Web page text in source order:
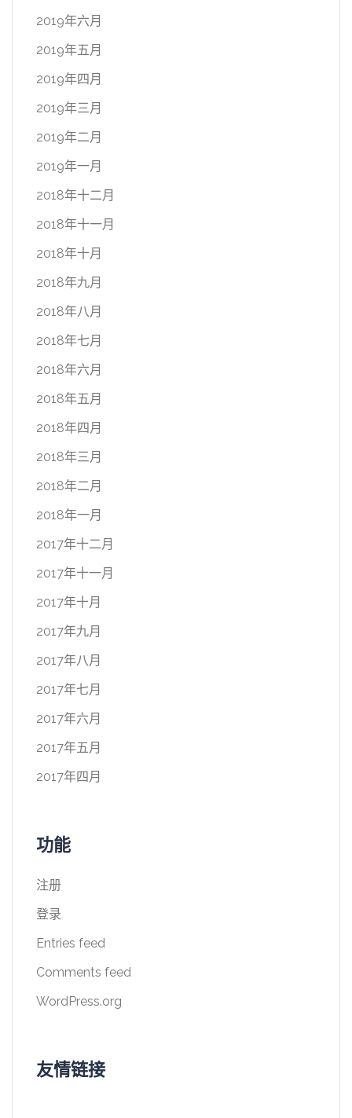
2019年六月
2019年五月
2019年四月
2019年三月
2019年二月
2019年一月
2018年十二月
2018年十一月
2018年十月
2018年九月
2018年八月
2018年七月
2018年六月
2018年五月
2018年四月
2018年三月
2018年二月
2018年一月
2017年十二月
2017年十一月
2017年十月
2017年九月
2017年八月
2017年七月
2017年六月
2017年五月
2017年四月
功能
注册
登录
Entries feed
Comments feed
WordPress.org
友情链接